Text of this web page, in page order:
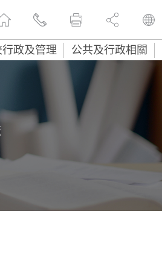
政及管理 公共及行政相關